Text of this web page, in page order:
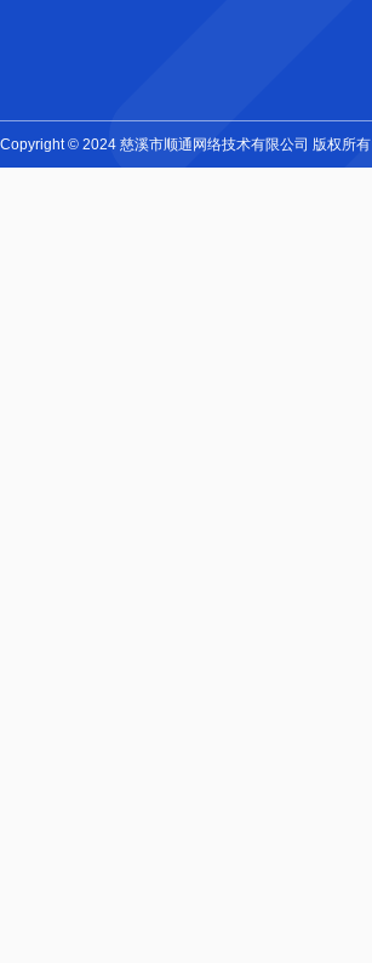
Copyright © 2024 慈溪市顺通网络技术有限公司 版权所有